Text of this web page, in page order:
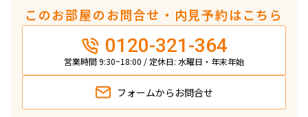
このお部屋のお問合せ・内見予約はこちら
0120-321-364
営業時間 9:30~18:00 / 定休日: 水曜日・年末年始
フォームから お問合せ